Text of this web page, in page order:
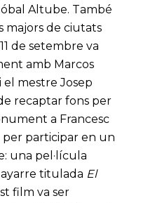
Altube. També
majors de ciutats
de setembre va
amb Marcos
el mestre Josep
recaptar fons per
a Francesc
per participar en un
una pel·lícula
titulada El
film va ser